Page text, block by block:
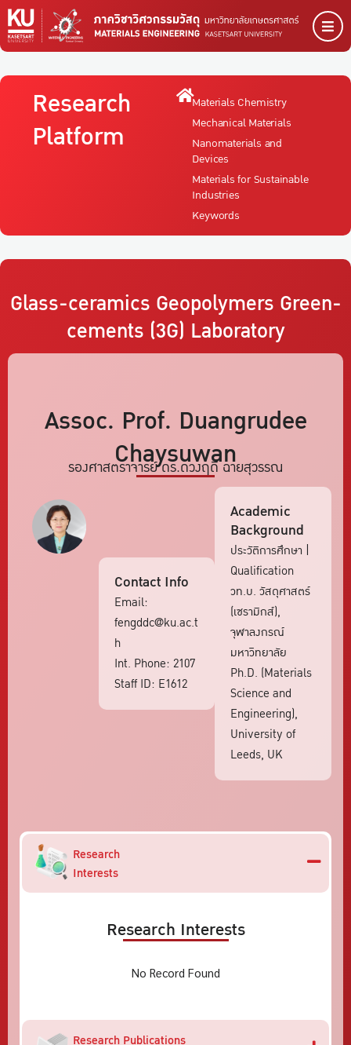
Research
Platform
Materials Chemistry
Mechanical Materials
Nanomaterials and
Devices
Materials for Sustainable
Industries
Keywords
Glass-ceramics Geopolymers Green-
cements (3G) Laboratory
Assoc. Prof. Duangrudee
Chaysuwan
รองศาสตราจารย์ ดร.ดวงฤดี ฉายสุวรรณ
Contact Info
Email:
fengddc@ku.ac.t
h
Int. Phone: 2107
Staff ID: E1612
Academic
Background
ประวัติการศึกษา​ |
Qualification
วท.บ. วัสดุศาสตร์
(เซรามิกส์),
จุฬาลงกรณ์
มหาวิทยาลัย
Ph.D. (Materials
Science and
Engineering),
University of
Leeds, UK
Research
Interests
Research Interests
No Record Found
Research Publications